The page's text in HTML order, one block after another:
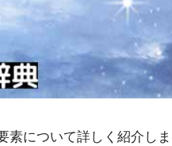
素について詳しく紹介しま